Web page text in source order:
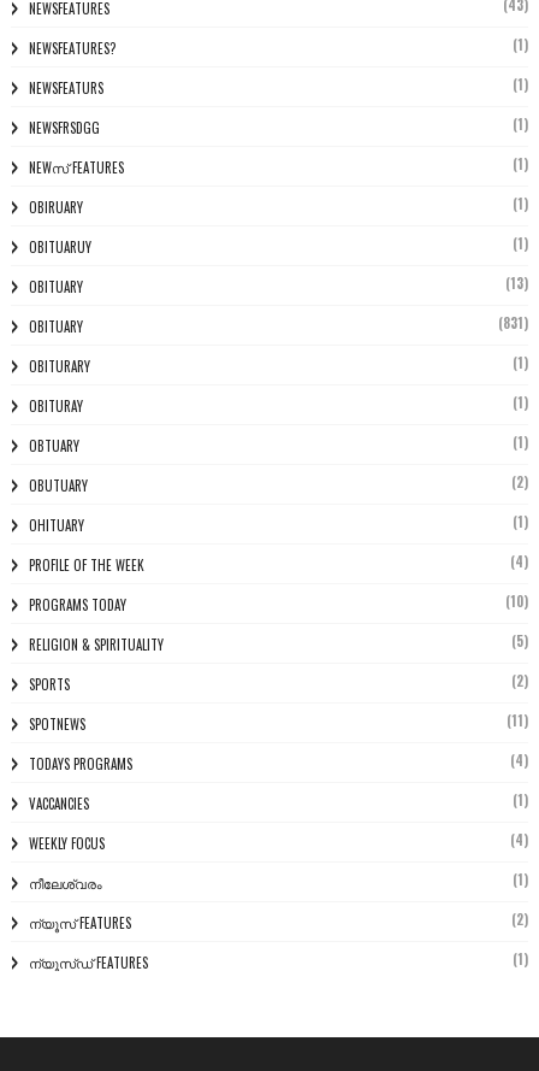
NEWSFEATURES (43)
NEWSFEATURES? (1)
NEWSFEATURS (1)
NEWSFRSDGG (1)
NEWസ് FEATURES (1)
OBIRUARY (1)
OBITUARUY (1)
OBITUARY (13)
OBITUARY (831)
OBITURARY (1)
OBITURAY (1)
OBTUARY (1)
OBUTUARY (2)
OHITUARY (1)
PROFILE OF THE WEEK (4)
PROGRAMS TODAY (10)
RELIGION & SPIRITUALITY (5)
SPORTS (2)
SPOTNEWS (11)
TODAYS PROGRAMS (4)
VACCANCIES (1)
WEEKLY FOCUS (4)
നീലേശ്വരം (1)
ന്യൂസ് FEATURES (2)
ന്യൂസ്ഡ് FEATURES (1)